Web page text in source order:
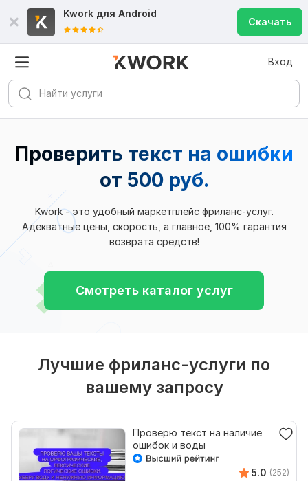
Kwork для Android
Скачать
Вход
Проверить текст на ошибки
от 500 руб.
Kwork - это удобный маркетплейс фриланс-услуг.
Адекватные цены, скорость, а главное, 100% гарантия
возврата средств!
Смотреть каталог услуг
Лучшие фриланс-услуги по
вашему запросу
Проверю текст на наличие
ошибок и воды
5.0 (252)